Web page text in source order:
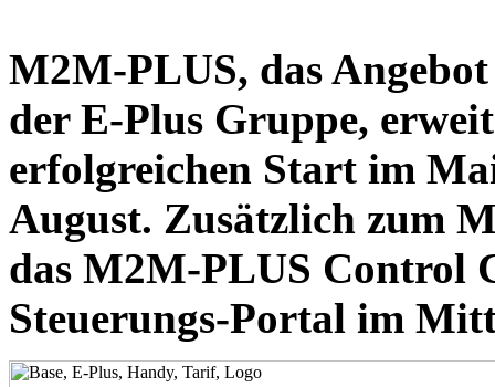
M2M-PLUS, das
der E-Plus Gruppe,
erfolgreichen Start im
August. Zusätzlich zum
das M2M-PLUS Control
Steuerungs-Portal im